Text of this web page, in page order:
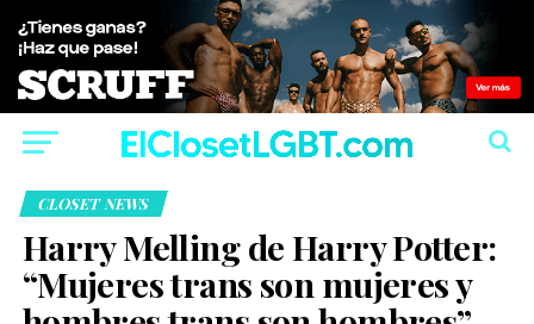
CLOSET NEWS
Harry Melling de Harry Potter:
“Mujeres trans son mujeres y